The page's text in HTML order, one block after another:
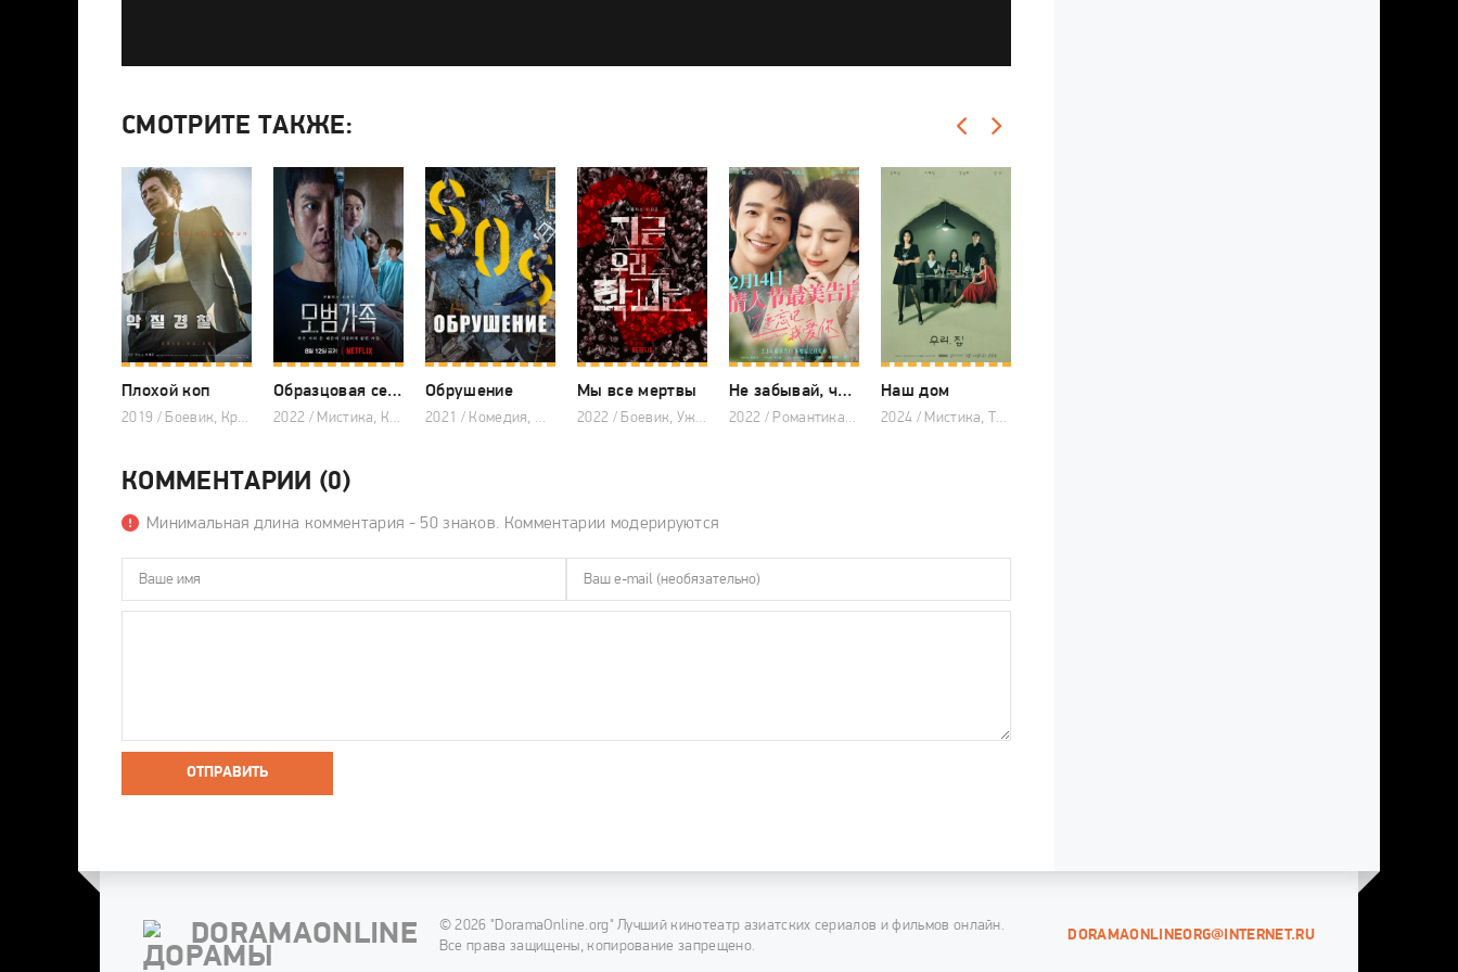
СМОТРИТЕ ТАКЖЕ:
Плохой коп
2019 / Боевик, Криминал, Триллер, Драма, Корейские дорамы
Образцовая семья
2022 / Мистика, Криминал, Триллер, Драма, Корейские дорамы
Обрушение
2021 / Комедия, Драма, Корейские дорамы
Мы все мертвы
2022 / Боевик, Ужасы, Триллер, Корейские дорамы
Не забывай, что я тебя люблю
2022 / Романтика, Драма, Китайские дорамы
Наш дом
2024 / Мистика, Триллер, Комедия, Драма, Корейские дорамы
КОММЕНТАРИИ (0)
Минимальная длина комментария - 50 знаков. Комментарии модерируются
ОТПРАВИТЬ
DORAMAONLINE
© 2026 "DoramaOnline.org" Лучший кинотеатр азиатских сериалов и фильмов онлайн.
Все права защищены, копирование запрещено.
DORAMAONLINEORG@INTERNET.RU